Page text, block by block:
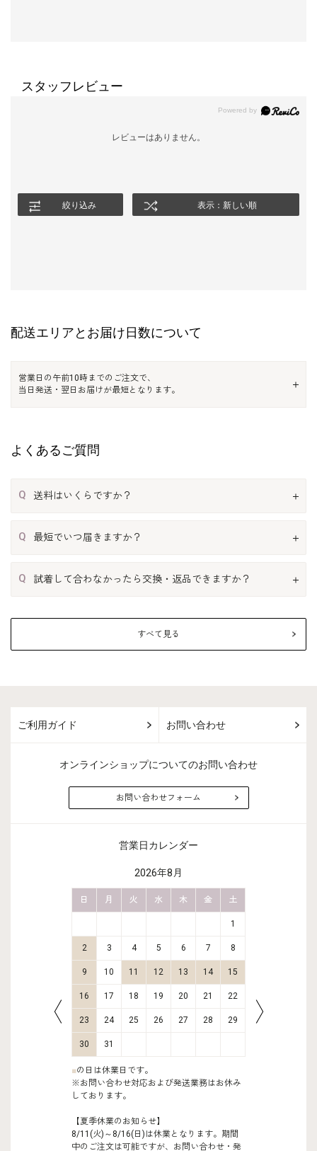
スタッフレビュー
レビューはありません。
絞り込み 表示：新しい順
配送エリアとお届け日数について
営業日の午前10時までのご注文で、
当日発送・翌日お届けが最短となります。
よくあるご質問
Q 送料はいくらですか？
Q 最短でいつ届きますか？
Q 試着して合わなかったら交換・返品できますか？
すべて見る
ご利用ガイド お問い合わせ
オンラインショップについてのお問い合わせ
お問い合わせフォーム
営業日カレンダー
2026年8月
日 月 火 水 木 金 土
1
2 3 4 5 6 7 8
9 10 11 12 13 14 15
16 17 18 19 20 21 22
23 24 25 26 27 28 29
30 31
■の日は休業日です。
※お問い合わせ対応および発送業務はお休み
しております。
【夏季休業のお知らせ】
8/11(火)～8/16(日)は休業となります。期間
中のご注文は可能ですが、お問い合わせ・発